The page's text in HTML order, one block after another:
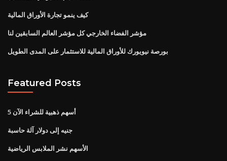
كيف ينمو تجارة الأوراق المالية
مؤشر الفضاء الخارجي كل مؤشر العالم السابقين لنا
بورصة نيويورك للأوراق المالية للاستثمار على المدى الطويل
Featured Posts
5 أسهم ذهبية للشراء الآن
جنيه إلى دولار آلة حاسبة
الأسهم نشر الملابس الرياضية